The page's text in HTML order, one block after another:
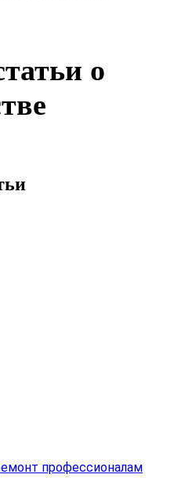
о
профессионалам